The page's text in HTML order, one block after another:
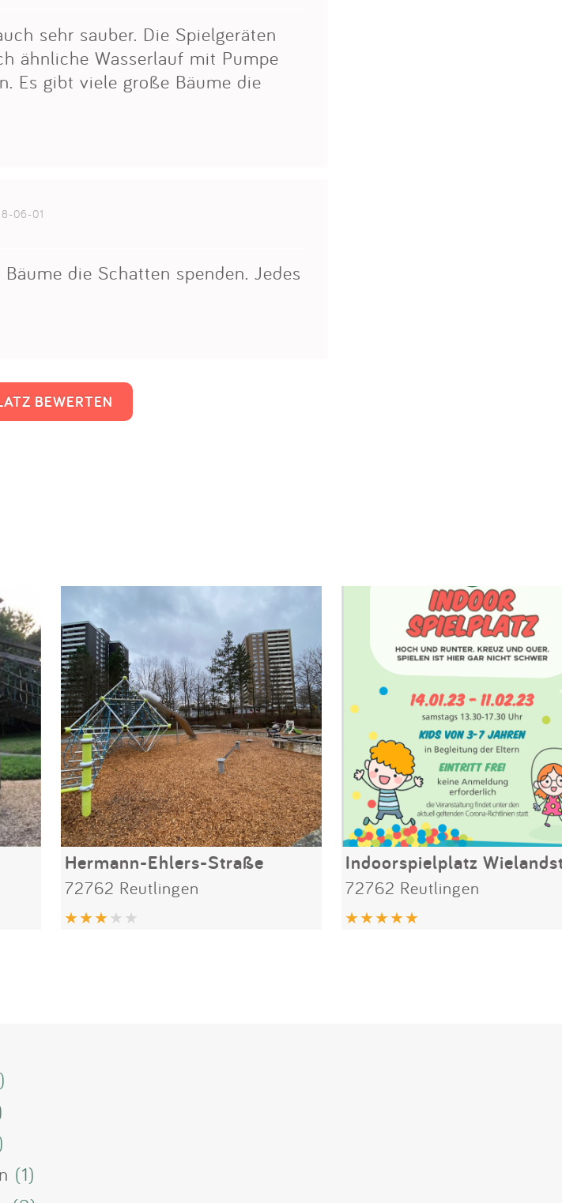
sehr sauber. Die Spielgeräten
ähnliche Wasserlauf mit Pumpe
Es gibt viele große Bäume die
06-01
die Schatten spenden. Jedes
BEWERTEN
Hermann-Ehlers-Straße
72762 Reutlingen
Indoorspielplatz
72762 Reutlingen
(1)